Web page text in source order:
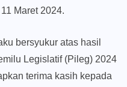
Maret 2024.
bersyukur atas hasil
Legislatif (Pileg) 2024
terima kasih kepada